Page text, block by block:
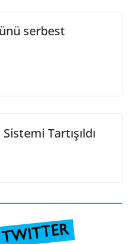
serbest
Tartışıldı